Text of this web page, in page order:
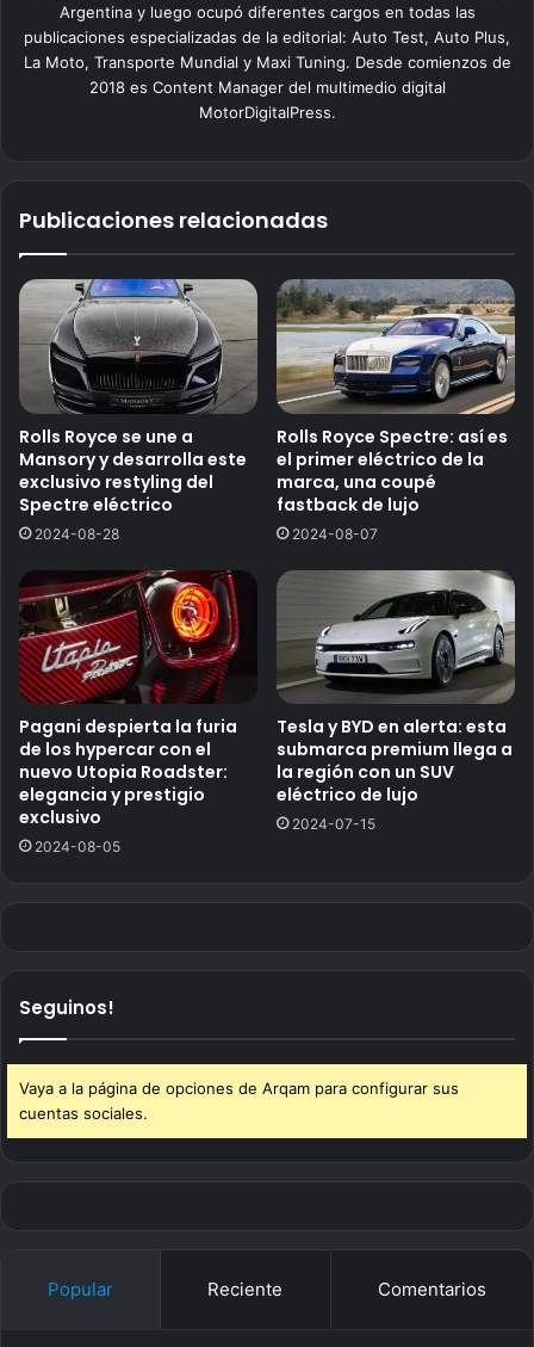
Argentina y luego ocupó diferentes cargos en todas las
publicaciones especializadas de la editorial: Auto Test, Auto Plus,
La Moto, Transporte Mundial y Maxi Tuning. Desde comienzos de
2018 es Content Manager del multimedio digital
MotorDigitalPress.
Publicaciones relacionadas
Rolls Royce se une a
Mansory y desarrolla este
exclusivo restyling del
Spectre eléctrico
2024-08-28
Rolls Royce Spectre: así es
el primer eléctrico de la
marca, una coupé
fastback de lujo
2024-08-07
Pagani despierta la furia
de los hypercar con el
nuevo Utopia Roadster:
elegancia y prestigio
exclusivo
2024-08-05
Tesla y BYD en alerta: esta
submarca premium llega a
la región con un SUV
eléctrico de lujo
2024-07-15
Seguinos!
Vaya a la página de opciones de Arqam para configurar sus
cuentas sociales.
Popular Reciente Comentarios